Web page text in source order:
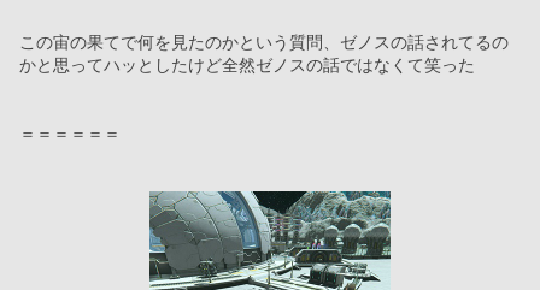
この宙の果てで何を見たのかという質問、ゼノスの話されてるの
かと思ってハッとしたけど全然ゼノスの話ではなくて笑った
＝＝＝＝＝＝